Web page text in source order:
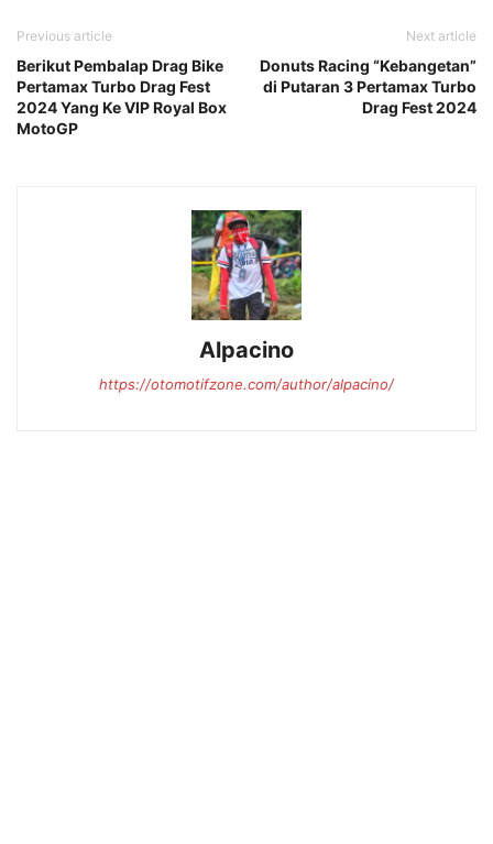
Previous article
Berikut Pembalap Drag Bike
Pertamax Turbo Drag Fest
2024 Yang Ke VIP Royal Box
MotoGP
Next article
Donuts Racing “Kebangetan”
di Putaran 3 Pertamax Turbo
Drag Fest 2024
Alpacino
https://otomotifzone.com/author/alpacino/